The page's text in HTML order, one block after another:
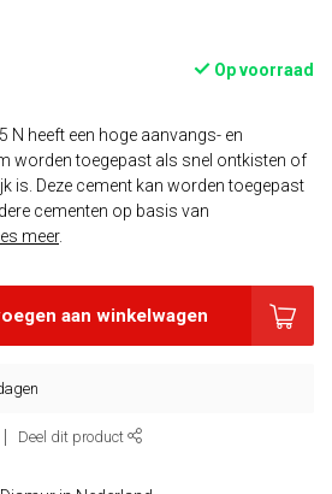
Op voorraad
N heeft een hoge aanvangs- en
worden toegepast als snel ontkisten of
is. Deze cement kan worden toegepast
cementen op basis van
meer.
aan winkelwagen
Deel dit product